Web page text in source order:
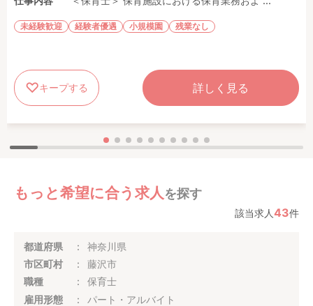
未経験歓迎 経験者優遇 小規模園 残業なし
キープする 詳しく見る
もっと希望に合う求人 を探す
該当求人43件
都道府県
神奈川県
市区町村
藤沢市
職種
保育士
雇用形態
パート・アルバイト